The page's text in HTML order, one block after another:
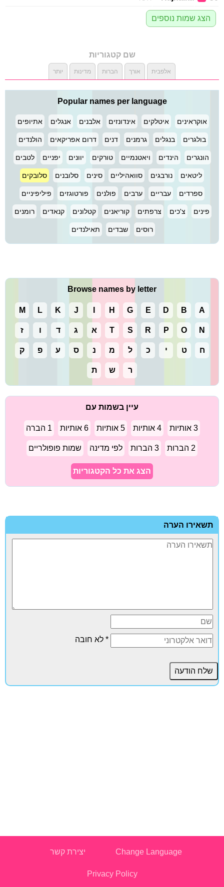
הצג שמות נוספים
שם קטגוריות
אלפבית אורך הברות מדינות יותר
Popular names per language
אוקראינים איטלקים אינדונזים אלבנים אנגלים אתיופים
בולגרים בנגלים גרמנים דנים דרום אפריקאים הולנדים
הונגרים הינדים ויאטנמיים טורקים יוונים יפניים לטבים
ליטאים נורבגים סוואהיליים סינים סלובנים סלובקים
ספרדים עבריים ערבים פולנים פורטוגזים פיליפיניים
פינים צ'כים צרפתים קוריאנים קטלונים קנאדים רומנים
רוסים שבדים תאילנדים
Browse names by letter
A
B
D
E
G
H
J
K
L
M
N
O
P
R
S
T א ג ד ו ז
ח ט י כ ל מ נ ס ע פ ק
ר ש ת
עיין בשמות עם
3 אותיות 4 אותיות 5 אותיות 6 אותיות 1 הברה
2 הברות 3 הברות לפי מדינה שמות פופולריים
הצג את כל הקטגוריות
תשאירו הערה
* לא חובה
Change Language יצירת קשר
Privacy Policy